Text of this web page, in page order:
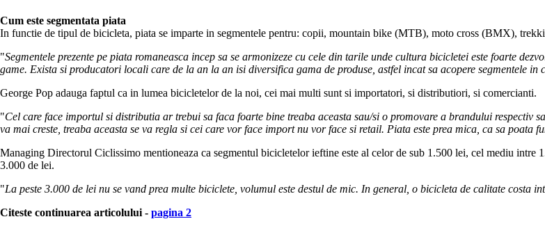
Cum este segmentata piata
In functie de tipul de bicicleta, piata se imparte in segmentele pentru: copii, mountain bike (MTB), moto cross (BMX),
"Segmentele prezente pe piata romaneasca incep sa se armonizeze cu cele din tarile unde cultura bicicletei este foarte
game. Exista si producatori locali care de la an la an isi diversifica gama de produse, astfel incat sa acopere segmentele in
George Pop adauga faptul ca in lumea bicicletelor de la noi, cei mai multi sunt si importatori, si distributiori, si comercianti.
"Cel care face importul si distributia ar trebui sa faca foarte bine treaba aceasta sau/si o promovare a brandului respectiv
va mai creste, treaba aceasta se va regla si cei care vor face import nu vor face si retail. Piata este prea mica, ca sa poata
Managing Directorul Ciclissimo mentioneaza ca segmentul bicicletelor ieftine este al celor de sub 1.500 lei, cel mediu
3.000 de lei.
"La peste 3.000 de lei nu se vand prea multe biciclete, volumul este destul de mic. In general, o bicicleta de calitate costa
Citeste continuarea articolului - pagina 2